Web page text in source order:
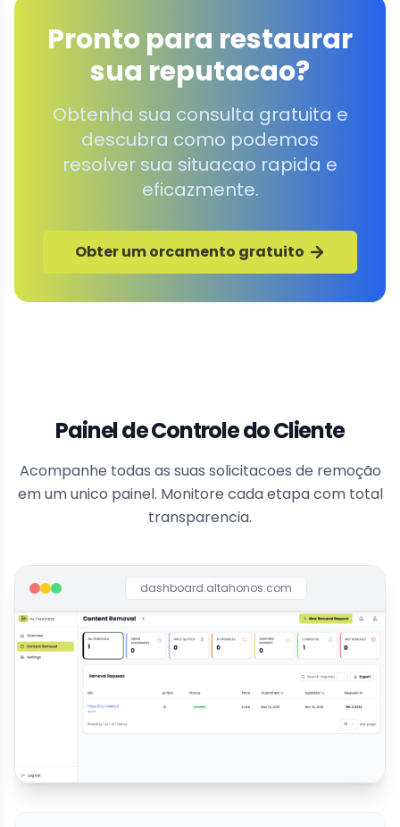
Pronto para restaurar
sua reputacao?
Obtenha sua consulta gratuita e
descubra como podemos
resolver sua situacao rapida e
eficazmente.
Obter um orcamento gratuito
Painel de Controle do Cliente
Acompanhe todas as suas solicitacoes de remoção
em um unico painel. Monitore cada etapa com total
transparencia.
dashboard.altahonos.com